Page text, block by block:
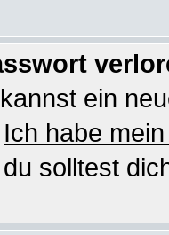
ein
Ich habe
solltest